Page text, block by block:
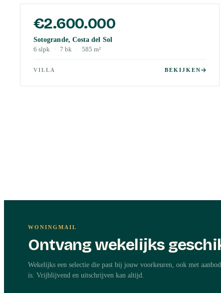
€2.600.000
Sotogrande, Costa del Sol
6 slpk · 7 bk · 585 m²
VILLA BEKIJKEN
WONINGMAIL
Ontvang wekelijks
Wekelijks een selectie die past bij jouw voorkeuren, ook met
is. Vrijblijvend en uitschrijven kan altijd.